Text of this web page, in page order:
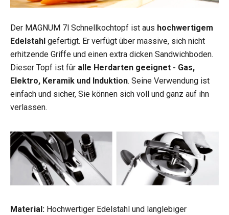
Der MAGNUM 7l Schnellkochtopf ist aus hochwertigem
Edelstahl gefertigt. Er verfügt über massive, sich nicht
erhitzende Griffe und einen extra dicken Sandwichboden.
Dieser Topf ist für alle Herdarten geeignet - Gas,
Elektro, Keramik und Induktion. Seine Verwendung ist
einfach und sicher, Sie können sich voll und ganz auf ihn
verlassen.
Material: Hochwertiger Edelstahl und langlebiger